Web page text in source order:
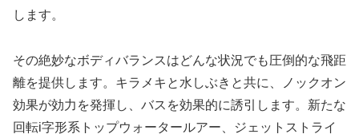
します。
その絶妙なボディバランスはどんな状況でも圧倒的な飛距
離を提供します。キラメキと水しぶきと共に、ノックオン
効果が効力を発揮し、バスを効果的に誘引します。新たな
回転i字形系トップウォータールアー、ジェットストライ